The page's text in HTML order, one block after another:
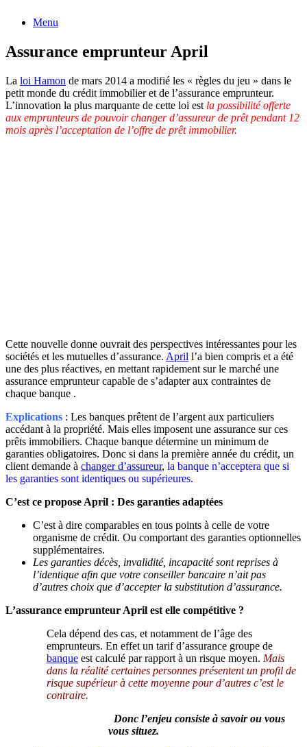
Menu
Assurance emprunteur April
La loi Hamon de mars 2014 a modifié les « règles du jeu » dans le
petit monde du crédit immobilier et de l’assurance emprunteur.
L’innovation la plus marquante de cette loi est la possibilité offerte
aux emprunteurs de pouvoir changer d’assureur de prêt pendant 12
mois après l’acceptation de l’offre de prêt immobilier.
Cette nouvelle donne ouvrait des perspectives intéressantes pour les
sociétés et les mutuelles d’assurance. April l’a bien compris et a été
une des plus réactives, en mettant rapidement sur le marché une
assurance emprunteur capable de s’adapter aux contraintes de
chaque banque .
Explications : Les banques prêtent de l’argent aux particuliers
accédant à la propriété. Mais elles imposent une assurance sur ces
prêts immobiliers. Chaque banque détermine un minimum de
garanties obligatoires. Donc si dans la première année du crédit, un
client demande à changer d’assureur, la banque n’acceptera que si
les garanties sont identiques ou supérieures.
C’est ce propose April : Des garanties adaptées
C’est à dire comparables en tous points à celle de votre
organisme de crédit. Ou comportant des garanties optionnelles
supplémentaires.
Les garanties décès, invalidité, incapacité sont reprises à
l’identique afin que votre conseiller bancaire n’ait pas
d’autres choix que d’accepter la substitution d’assurance.
L’assurance emprunteur April est elle compétitive ?
Cela dépend des cas, et notamment de l’âge des
emprunteurs. En effet un tarif d’assurance groupe de
banque est calculé par rapport à un risque moyen. Mais
dans la réalité certaines personnes présentent un profil de
risque supérieur à cette moyenne pour d’autres c’est le
contraire.
Donc l’enjeu consiste à savoir ou vous
vous situez.